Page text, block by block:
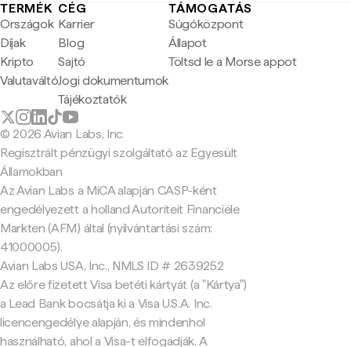
TERMÉK
Országok
Díjak
Kripto
Valutaváltó
CÉG
Karrier
Blog
Sajtó
Jogi dokumentumok
Tájékoztatók
TÁMOGATÁS
Súgóközpont
Állapot
Töltsd le a Morse appot
© 2026 Avian Labs, Inc
Regisztrált pénzügyi szolgáltató az Egyesült
Államokban
Az Avian Labs a MiCA alapján CASP-ként
engedélyezett a holland Autoriteit Financiële
Markten (AFM) által (nyilvántartási szám:
41000005).
Avian Labs USA, Inc., NMLS ID # 2639252
Az előre fizetett Visa betéti kártyát (a "Kártya")
a Lead Bank bocsátja ki a Visa U.S.A. Inc.
licencengedélye alapján, és mindenhol
használható, ahol a Visa-t elfogadják. A